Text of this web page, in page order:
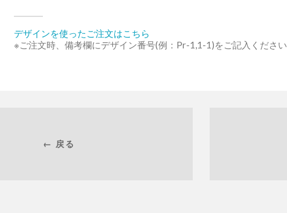
デザインを使ったご注文はこちら
※ご注文時、備考欄にデザイン番号(例：Pr-1,1-1)をご記入ください
← 戻る